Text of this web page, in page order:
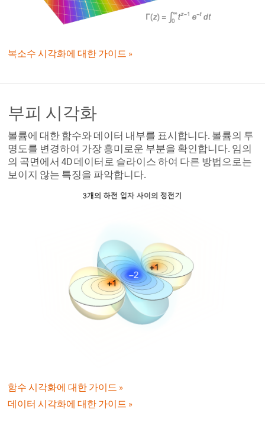
복소수 시각화에 대한 가이드
부피 시각화
볼륨에 대한 함수와 데이터 내부를 표시합니다. 볼륨의 투
명도를 변경하여 가장 흥미로운 부분을 확인합니다. 임의
의 곡면에서 4D 데이터로 슬라이스 하여 다른 방법으로는
보이지 않는 특징을 파악합니다.
함수 시각화에 대한 가이드
데이터 시각화에 대한 가이드